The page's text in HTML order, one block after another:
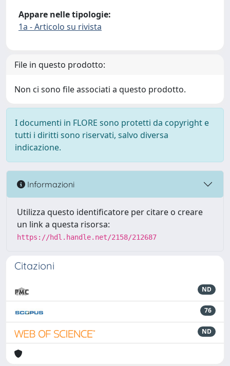
Appare nelle tipologie:
1a - Articolo su rivista
File in questo prodotto:
Non ci sono file associati a questo prodotto.
I documenti in FLORE sono protetti da copyright e
tutti i diritti sono riservati, salvo diversa
indicazione.
Informazioni
Utilizza questo identificatore per citare o creare
un link a questa risorsa:
https://hdl.handle.net/2158/212687
Citazioni
ND
76
ND